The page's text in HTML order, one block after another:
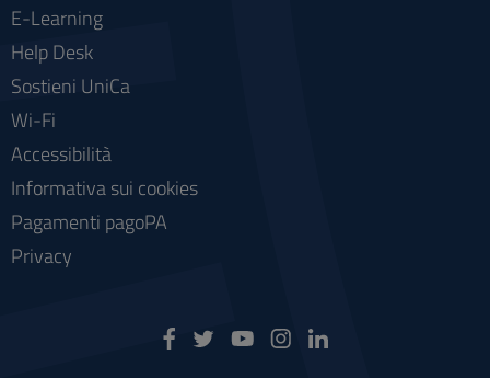
E-Learning
Help Desk
Sostieni UniCa
Wi-Fi
Accessibilità
Informativa sui cookies
Pagamenti pagoPA
Privacy